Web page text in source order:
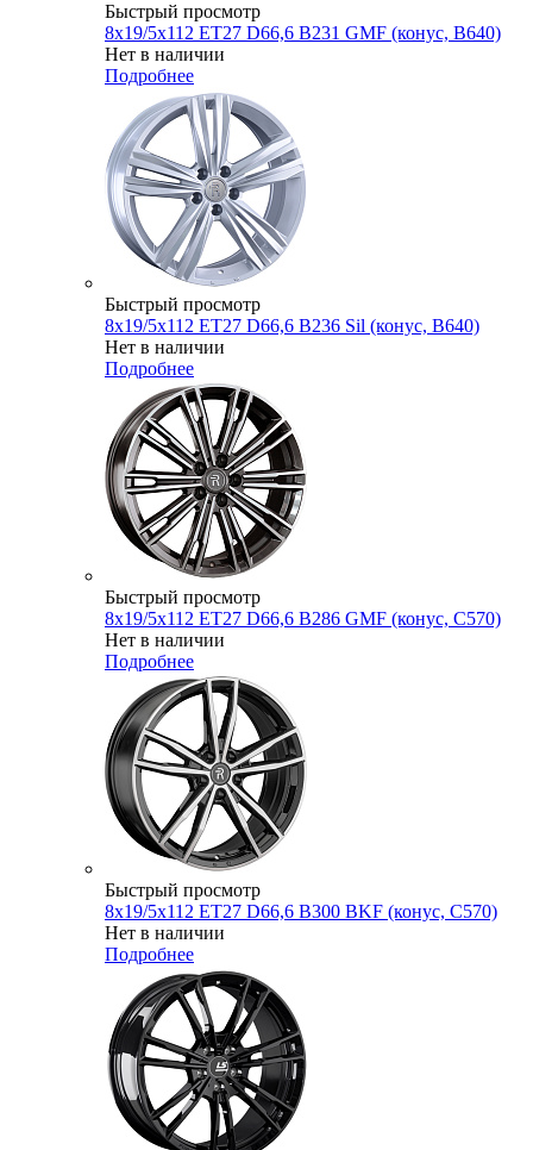
Быстрый просмотр
8x19/5x112 ET27 D66,6 B231 GMF (конус, B640)
Нет в наличии
Подробнее
Быстрый просмотр
8x19/5x112 ET27 D66,6 B236 Sil (конус, B640)
Нет в наличии
Подробнее
Быстрый просмотр
8x19/5x112 ET27 D66,6 B286 GMF (конус, C570)
Нет в наличии
Подробнее
Быстрый просмотр
8x19/5x112 ET27 D66,6 B300 BKF (конус, C570)
Нет в наличии
Подробнее